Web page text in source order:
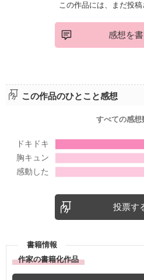
この作品には、まだ投稿
感想を書
この作品のひとこと感想
すべての感想
投票す
書籍情報
作家の書籍化作品